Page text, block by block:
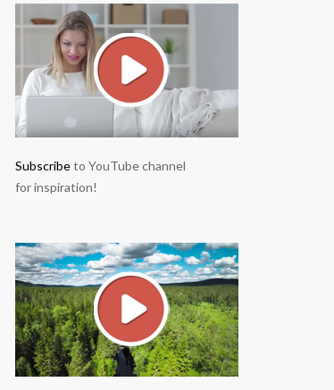
Subscribeto YouTube channel
for inspiration!